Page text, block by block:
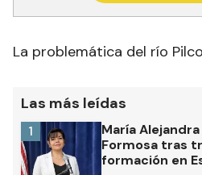
La problemática del río
Las más leídas
María
Formosa tras
formación en
1